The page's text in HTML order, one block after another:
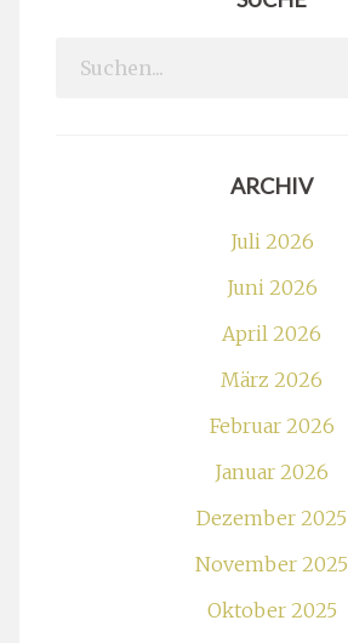
Search
ARCHIV
Juli 2026
Juni 2026
April 2026
März 2026
Februar 2026
Januar 2026
Dezember 2025
November 2025
Oktober 2025